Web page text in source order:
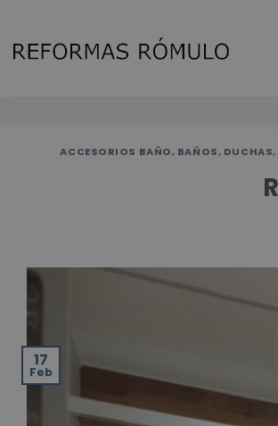
content
ACCESORIOS BAÑO, BAÑOS, DUCHAS,
17
Feb